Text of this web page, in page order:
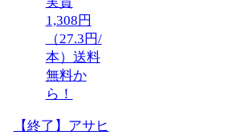
【終了】アサヒ